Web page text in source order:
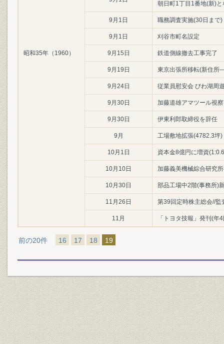
昭和35年（1960）
朝日町1丁目1番地(新)と
9月1日 職務調査実施(30日まで)
9月1日 刈谷市町名設定
9月15日 鉄道側線撤去工事完了
9月19日 東京出張所移転(新住所
9月24日 従業員慰安会 びわ湖周
9月30日 加藤道雄アマツール視
9月30日 伊東利郎取締役を辞任
9月 工場敷地拡張(4782.3坪)
10月1日 資本金8億円に増資
10月10日 加藤義美機械綜合研究
10月30日 部品工場中2階(事務所)
11月26日 第39回定時株主総会//
11月 「トヨタ技報」発刊(年
前の20件 16 17 18 19